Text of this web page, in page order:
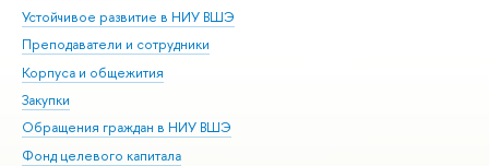
Устойчивое развитие в НИУ ВШЭ
Преподаватели и сотрудники
Корпуса и общежития
Закупки
Обращения граждан в НИУ ВШЭ
Фонд целевого капитала